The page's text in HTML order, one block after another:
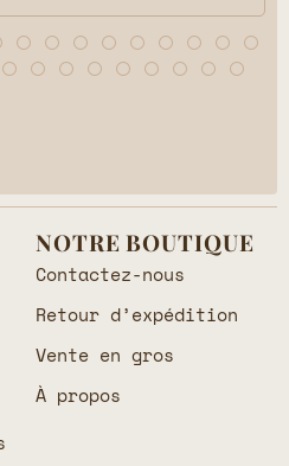
NOTRE BOUTIQUE
Contactez-nous
Retour d’expédition
Vente en gros
À propos